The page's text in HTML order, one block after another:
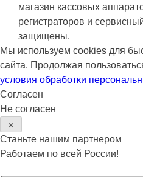
магазин кассовых
регистраторов и
защищены.
Мы используем cookies для
сайта. Продолжая
условия обработки
Согласен
Не согласен
✕
Станьте нашим партнером
Работаем по всей России!